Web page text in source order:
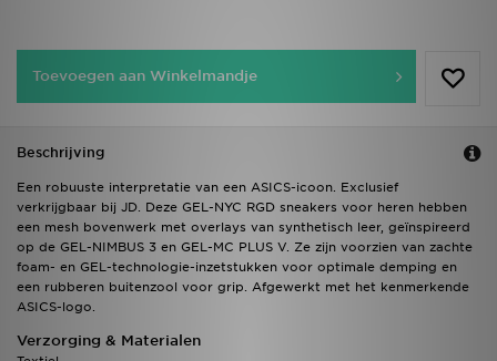
Toevoegen aan Winkelmandje
Beschrijving
Een robuuste interpretatie van een ASICS-icoon. Exclusief
verkrijgbaar bij JD. Deze GEL-NYC RGD sneakers voor heren hebben
een mesh bovenwerk met overlays van synthetisch leer, geïnspireerd
op de GEL-NIMBUS 3 en GEL-MC PLUS V. Ze zijn voorzien van zachte
foam- en GEL-technologie-inzetstukken voor optimale demping en
een rubberen buitenzool voor grip. Afgewerkt met het kenmerkende
ASICS-logo.
Verzorging & Materialen